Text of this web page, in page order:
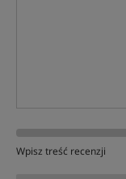
Wpisz treść recenzji